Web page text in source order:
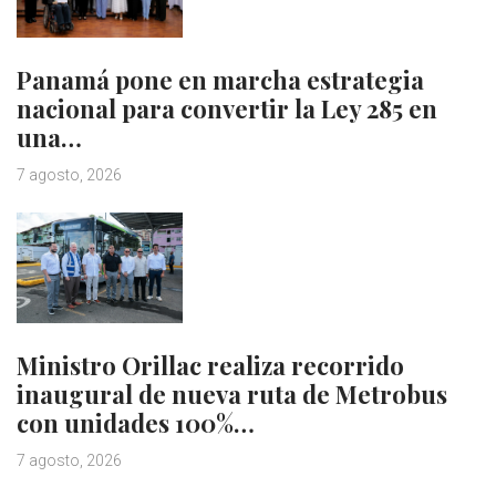
Panamá pone en marcha estrategia
nacional para convertir la Ley 285 en
una…
7 agosto, 2026
Ministro Orillac realiza recorrido
inaugural de nueva ruta de Metrobus
con unidades 100%…
7 agosto, 2026